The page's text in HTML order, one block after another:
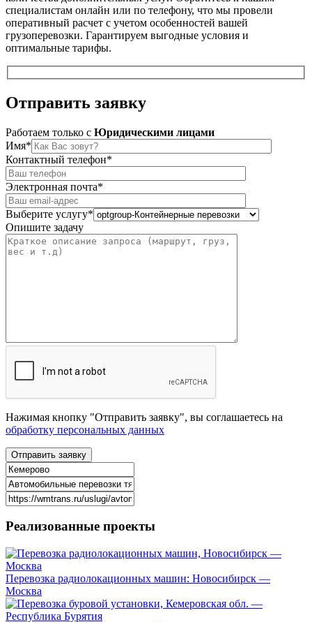
специалистам онлайн или по телефону, что мы провели
оперативный расчет с учетом особенностей вашей
грузоперевозки. Гарантируем выгодные условия и
оптимальные тарифы.
Отправить заявку
Работаем только c Юридическими лицами
Имя*
Контактный телефон*
Электронная почта*
Выберите услугу*
Опишите задачу
Нажимая кнопку "Отправить заявку", вы соглашаетесь на
обработку персональных данных
Реализованные проекты
Перевозка радиолокационных машин: Новосибирск —
Москва